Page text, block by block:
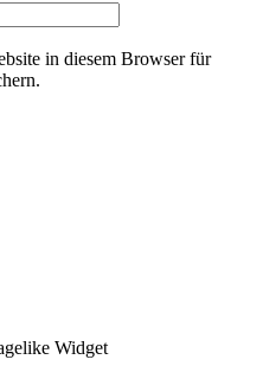
in diesem Browser für